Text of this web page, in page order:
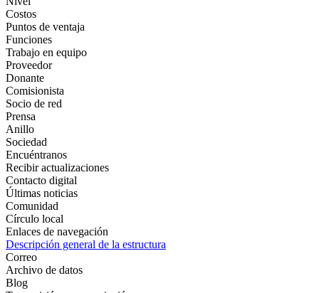
Costos
Puntos de ventaja
Funciones
Trabajo en equipo
Proveedor
Donante
Comisionista
Socio de red
Prensa
Anillo
Sociedad
Encuéntranos
Recibir actualizaciones
Contacto digital
Últimas noticias
Comunidad
Círculo local
Enlaces de navegación
Descripción general de la estructura
Correo
Archivo de datos
Blog